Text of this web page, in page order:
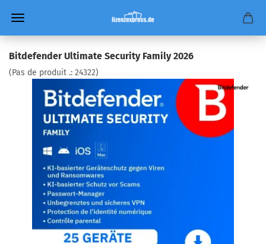
Bitdefender Ultimate Security Family 2026
(Pas de produit .: 24322)